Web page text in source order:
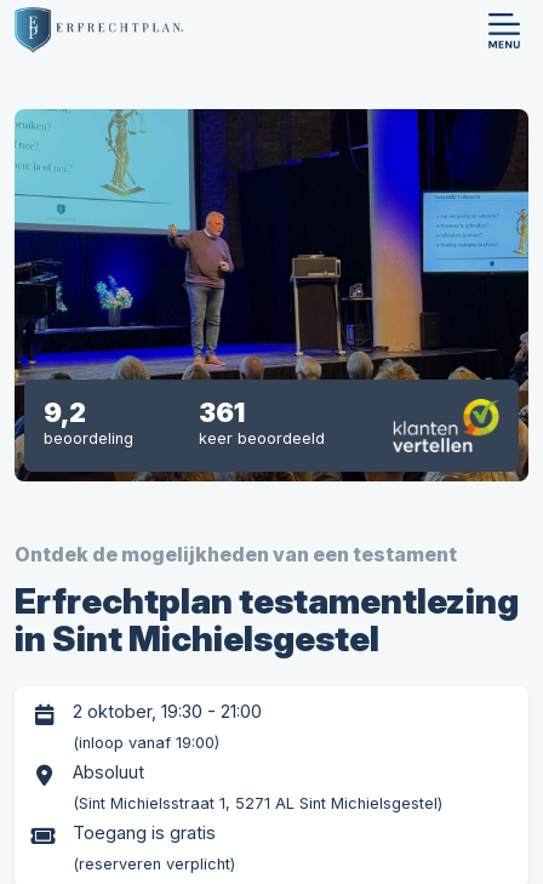
Ontdek de mogelijkheden van een testament
Erfrechtplan testamentlezing
in Sint Michielsgestel
2 oktober, 19:30 - 21:00
(inloop vanaf 19:00)
Absoluut
(Sint Michielsstraat 1, 5271 AL Sint Michielsgestel)
Toegang is gratis
(reserveren verplicht)
9,2
beoordeling
361
keer beoordeeld